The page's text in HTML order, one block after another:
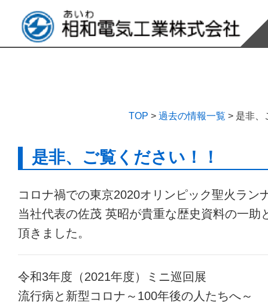
TOP > 過去の情報一覧 > 是非、
是非、ご覧ください！！
コロナ禍での東京2020オリンピック聖火ラン
当社代表の佐茂 英昭が貴重な歴史資料の一助
頂きました。
令和3年度（2021年度）ミニ巡回展
流行病と新型コロナ～100年後の人たちへ～